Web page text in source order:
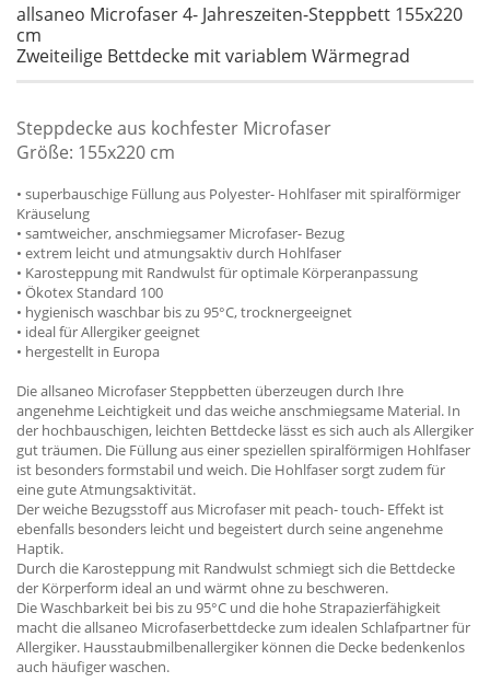
allsaneo Microfaser 4- Jahreszeiten-Steppbett 155x220
cm
Zweiteilige Bettdecke mit variablem Wärmegrad
Steppdecke aus kochfester Microfaser
Größe: 155x220 cm
• superbauschige Füllung aus Polyester- Hohlfaser mit spiralförmiger
Kräuselung
• samtweicher, anschmiegsamer Microfaser- Bezug
• extrem leicht und atmungsaktiv durch Hohlfaser
• Karosteppung mit Randwulst für optimale Körperanpassung
• Ökotex Standard 100
• hygienisch waschbar bis zu 95°C, trocknergeeignet
• ideal für Allergiker geeignet
• hergestellt in Europa
Die allsaneo Microfaser Steppbetten überzeugen durch Ihre
angenehme Leichtigkeit und das weiche anschmiegsame Material. In
der hochbauschigen, leichten Bettdecke lässt es sich auch als Allergiker
gut träumen. Die Füllung aus einer speziellen spiralförmigen Hohlfaser
ist besonders formstabil und weich. Die Hohlfaser sorgt zudem für
eine gute Atmungsaktivität.
Der weiche Bezugsstoff aus Microfaser mit peach- touch- Effekt ist
ebenfalls besonders leicht und begeistert durch seine angenehme
Haptik.
Durch die Karosteppung mit Randwulst schmiegt sich die Bettdecke
der Körperform ideal an und wärmt ohne zu beschweren.
Die Waschbarkeit bei bis zu 95°C und die hohe Strapazierfähigkeit
macht die allsaneo Microfaserbettdecke zum idealen Schlafpartner für
Allergiker. Hausstaubmilbenallergiker können die Decke bedenkenlos
auch häufiger waschen.